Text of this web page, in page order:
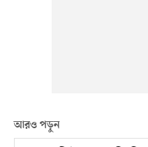
আরও পড়ুন